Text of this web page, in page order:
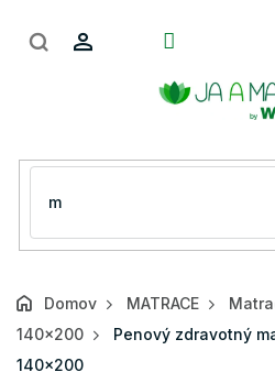
Domov MATRACE
140x200
Penový zdravotný
140x200